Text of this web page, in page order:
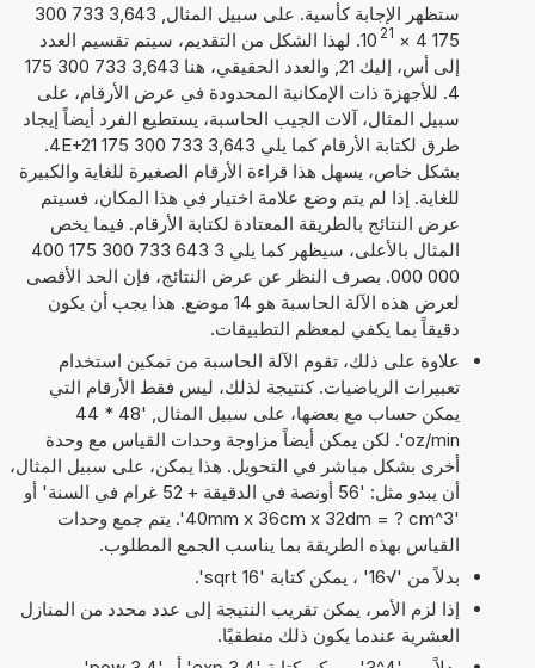
ستظهر الإجابة كأسية. على سبيل المثال, 3,643 733 300
175 4
×
10 21
. لهذا الشكل من التقديم، سيتم تقسيم العدد
إلى أس، إليك 21, والعدد الحقيقي، هنا 3,643 733 300 175
4. للأجهزة ذات الإمكانية المحدودة في عرض الأرقام، على
سبيل المثال، آلات الجيب الحاسبة، يستطيع الفرد أيضاً إيجاد
طرق لكتابة الأرقام كما يلي 3,643 733 300 175 4E+21.
بشكل خاص، يسهل هذا قراءة الأرقام الصغيرة للغاية والكبيرة
للغاية. إذا لم يتم وضع علامة اختيار في هذا المكان، فسيتم
عرض النتائج بالطريقة المعتادة لكتابة الأرقام. فيما يخص
المثال بالأعلى، سيظهر كما يلي 3 643 733 300 175 400
000 000. بصرف النظر عن عرض النتائج، فإن الحد الأقصى
لعرض هذه الآلة الحاسبة هو 14 موضع. هذا يجب أن يكون
دقيقاً بما يكفي لمعظم التطبيقات.
علاوة على ذلك، تقوم الآلة الحاسبة من تمكين استخدام
تعبيرات الرياضيات. كنتيجة لذلك، ليس فقط الأرقام التي
يمكن حساب مع بعضها، على سبيل المثال, '48 * 44
oz/min'. لكن يمكن أيضاً مزاوجة وحدات القياس مع وحدة
أخرى بشكل مباشر في التحويل. هذا يمكن، على سبيل المثال،
أن يبدو مثل: '56 أونصة في الدقيقة + 52 غرام في السنة' أو
'40mm x 36cm x 32dm = ? cm^3'. يتم جمع وحدات
القياس بهذه الطريقة بما يناسب الجمع المطلوب.
بدلاً من '√16' ، يمكن كتابة 'sqrt 16'.
إذا لزم الأمر، يمكن تقريب النتيجة إلى عدد محدد من المنازل
العشرية عندما يكون ذلك منطقيًا.